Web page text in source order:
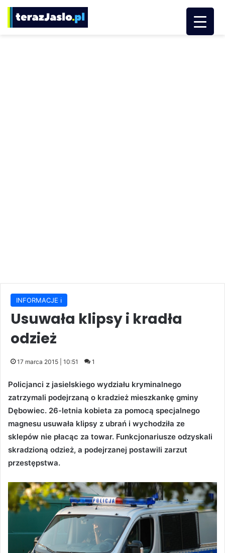
INFORMACJE ℹ️
Usuwała klipsy i kradła
odzież
17 marca 2015 | 10:51 1
Policjanci z jasielskiego wydziału kryminalnego
zatrzymali podejrzaną o kradzież mieszkankę gminy
Dębowiec. 26-letnia kobieta za pomocą specjalnego
magnesu usuwała klipsy z ubrań i wychodziła ze
sklepów nie płacąc za towar. Funkcjonariusze odzyskali
skradzioną odzież, a podejrzanej postawili zarzut
przestępstwa.